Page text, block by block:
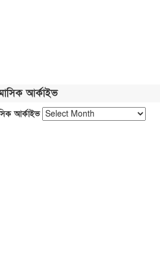
জুলাই গণঅভ্যুত্থান নতুন পথ
দেখিয়েছে: তথ্যমন্ত্রী
আর্কাইভ
আর্কাইভ